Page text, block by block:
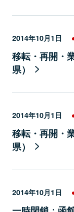
2014年10月1日
移転・再開・
県）
2014年10月1日
移転・再開・
県）
2014年10月1日